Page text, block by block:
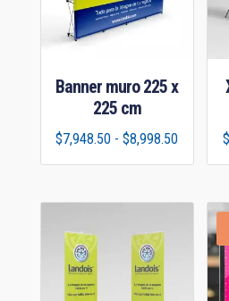
Banner muro 225 x
225 cm
$7,948.50 - $8,998.50
de
desde
$7,948.50
$